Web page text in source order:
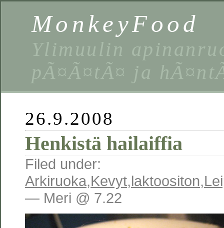
MonkeyFood
Ylimuulin
pÃ¤Ã¤tÃ¤ ja
26.9.2008
Henkistä hailaiffia
Filed under:
Arkiruoka,Kevyt,laktoositon,
— Meri @ 7.22